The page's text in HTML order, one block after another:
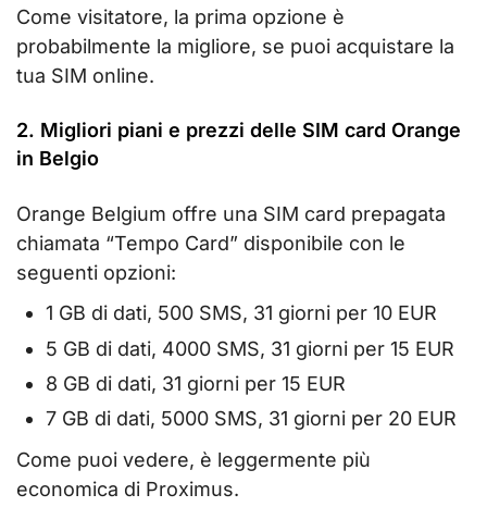
Come visitatore, la prima opzione è
probabilmente la migliore, se puoi acquistare la
tua SIM online.
2. Migliori piani e prezzi delle SIM card Orange
in Belgio
Orange Belgium offre una SIM card prepagata
chiamata “Tempo Card” disponibile con le
seguenti opzioni:
1 GB di dati, 500 SMS, 31 giorni per 10 EUR
5 GB di dati, 4000 SMS, 31 giorni per 15 EUR
8 GB di dati, 31 giorni per 15 EUR
7 GB di dati, 5000 SMS, 31 giorni per 20 EUR
Come puoi vedere, è leggermente più
economica di Proximus.